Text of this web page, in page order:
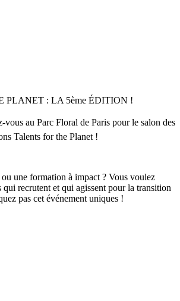
PLANET : LA 5ème ÉDITION !
vous au Parc Floral de Paris pour le salon des
Talents for the Planet !
une formation à impact ? Vous voulez
qui recrutent et qui agissent pour la transition
pas cet événement uniques !